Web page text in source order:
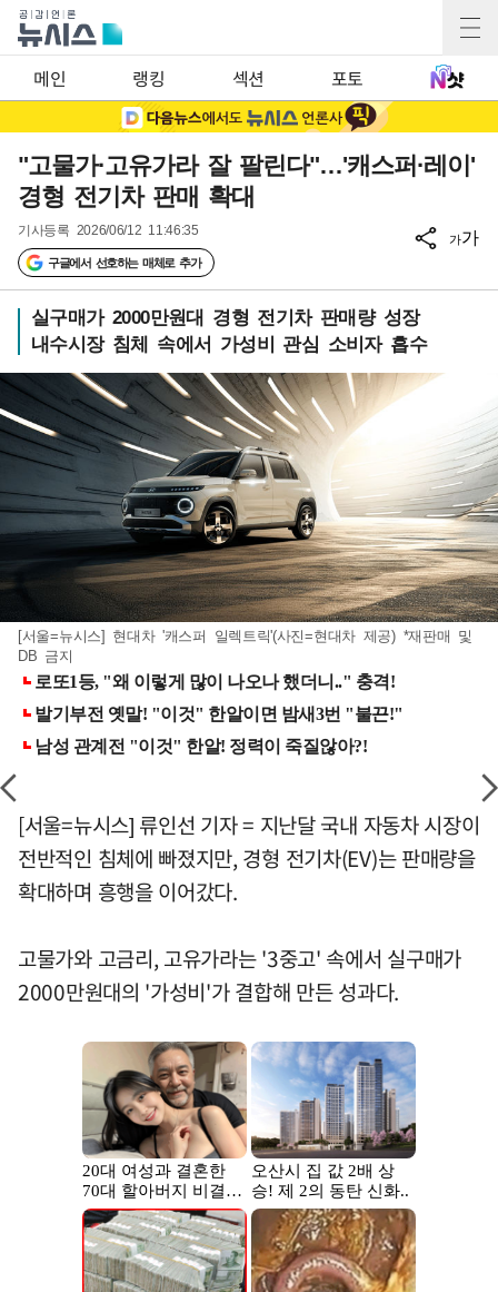
메인 랭킹 섹션 포토
"고물가·고유가라 잘 팔린다"…'캐스퍼·레이'
경형 전기차 판매 확대
기사등록 2026/06/12 11:46:35
구글에서 선호하는 매체로 추가
가가
실구매가 2000만원대 경형 전기차 판매량 성장
내수시장 침체 속에서 가성비 관심 소비자 흡수
[서울=뉴시스] 현대차 '캐스퍼 일렉트릭'(사진=현대차 제공) *재판매 및
DB 금지
[서울=뉴시스] 류인선 기자 = 지난달 국내 자동차 시장이
전반적인 침체에 빠졌지만, 경형 전기차(EV)는 판매량을
확대하며 흥행을 이어갔다.
고물가와 고금리, 고유가라는 '3중고' 속에서 실구매가
2000만원대의 '가성비'가 결합해 만든 성과다.